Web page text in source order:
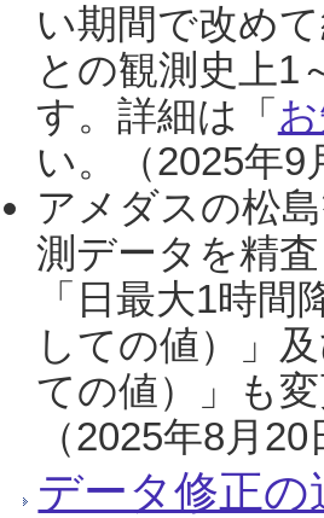
い期間で改め
との観測史上1
す。詳細は「
い。（2025年9
アメダスの松
測データを精
「日最大1時
しての値）」
ての値）」も
（2025年8月20
データ修正